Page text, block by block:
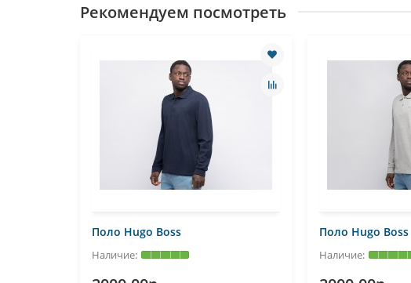
Рекомендуем посмотреть
Поло Hugo Boss Поло Hugo Boss